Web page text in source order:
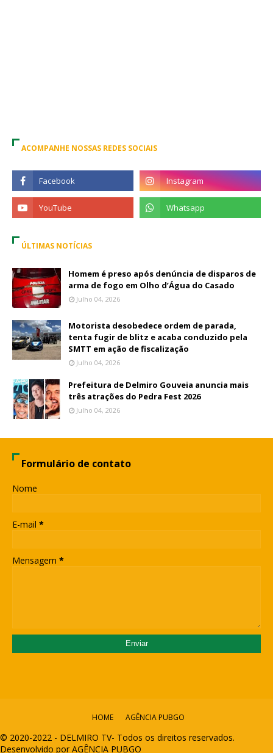
ACOMPANHE NOSSAS REDES SOCIAIS
ÚLTIMAS NOTÍCIAS
Homem é preso após denúncia de disparos de
arma de fogo em Olho d’Água do Casado
Julho 04, 2026
Motorista desobedece ordem de parada,
tenta fugir de blitz e acaba conduzido pela
SMTT em ação de fiscalização
Julho 04, 2026
Prefeitura de Delmiro Gouveia anuncia mais
três atrações do Pedra Fest 2026
Julho 04, 2026
Formulário de contato
Nome
E-mail *
Mensagem *
HOME AGÊNCIA PUBGO
© 2020-2022 - DELMIRO TV- Todos os direitos reservados.
Desenvolvido por AGÊNCIA PUBGO